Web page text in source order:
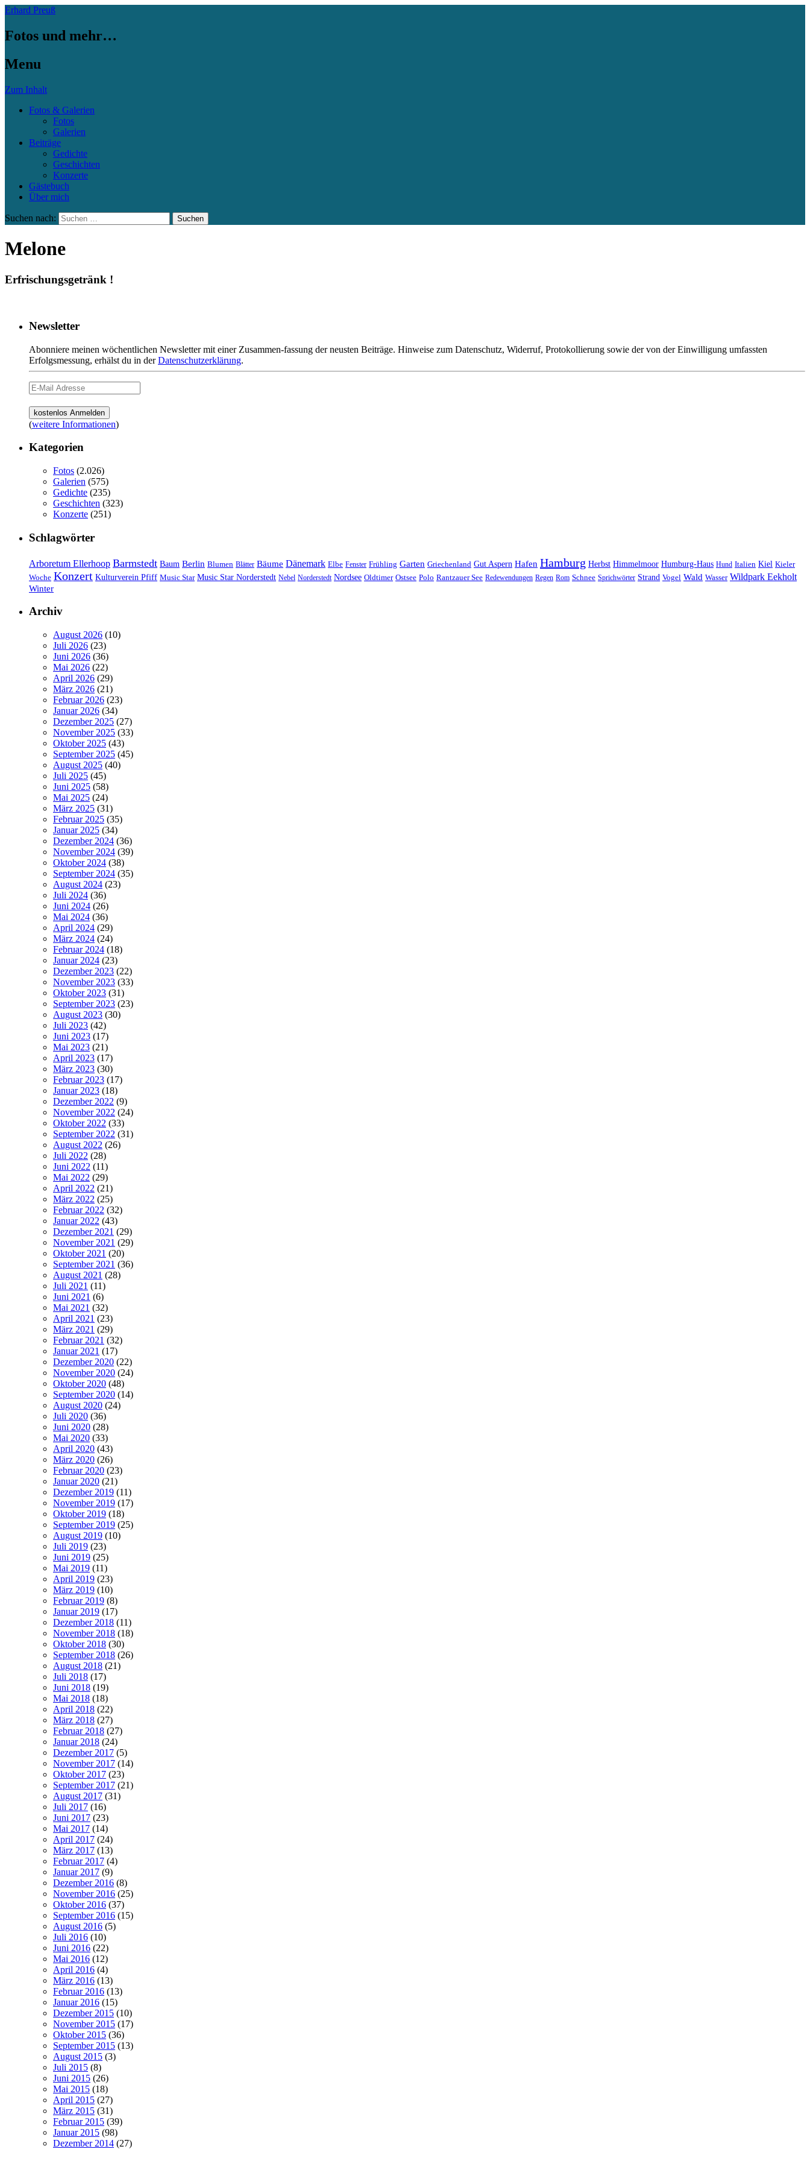
Erhard Preuß
Fotos und mehr…
Menu
Zum Inhalt
Fotos & Galerien
Fotos
Galerien
Beiträge
Gedichte
Geschichten
Konzerte
Gästebuch
Über mich
Suchen nach:
Melone
Erfrischungsgetränk !
Newsletter
Abonniere meinen wöchentlichen Newsletter mit einer Zusammen-fassung der neusten Beiträge. Hinweise zum Datenschutz, Widerruf, Protokollierung sowie der von der Einwilligung umfassten
Erfolgsmessung, erhälst du in derDatenschutzerklärung.
(weitere Informationen)
Kategorien
Fotos (2.026)
Galerien (575)
Gedichte (235)
Geschichten (323)
Konzerte (251)
Schlagwörter
Arboretum Ellerhoop Barmstedt Baum Berlin Blumen Blätter Bäume Dänemark Elbe Fenster Frühling Garten Griechenland Gut Aspern Hafen Hamburg Herbst Himmelmoor Humburg-Haus Hund Italien Kiel Kieler
Woche Konzert Kulturverein Pfiff Music Star Music Star Norderstedt Nebel Norderstedt Nordsee Oldtimer Ostsee Polo Rantzauer See Redewendungen Regen Rom Schnee Sprichwörter Strand Vogel Wald Wasser Wildpark Eekholt
Winter
Archiv
August 2026 (10)
Juli 2026 (23)
Juni 2026 (36)
Mai 2026 (22)
April 2026 (29)
März 2026 (21)
Februar 2026 (23)
Januar 2026 (34)
Dezember 2025 (27)
November 2025 (33)
Oktober 2025 (43)
September 2025 (45)
August 2025 (40)
Juli 2025 (45)
Juni 2025 (58)
Mai 2025 (24)
März 2025 (31)
Februar 2025 (35)
Januar 2025 (34)
Dezember 2024 (36)
November 2024 (39)
Oktober 2024 (38)
September 2024 (35)
August 2024 (23)
Juli 2024 (36)
Juni 2024 (26)
Mai 2024 (36)
April 2024 (29)
März 2024 (24)
Februar 2024 (18)
Januar 2024 (23)
Dezember 2023 (22)
November 2023 (33)
Oktober 2023 (31)
September 2023 (23)
August 2023 (30)
Juli 2023 (42)
Juni 2023 (17)
Mai 2023 (21)
April 2023 (17)
März 2023 (30)
Februar 2023 (17)
Januar 2023 (18)
Dezember 2022 (9)
November 2022 (24)
Oktober 2022 (33)
September 2022 (31)
August 2022 (26)
Juli 2022 (28)
Juni 2022 (11)
Mai 2022 (29)
April 2022 (21)
März 2022 (25)
Februar 2022 (32)
Januar 2022 (43)
Dezember 2021 (29)
November 2021 (29)
Oktober 2021 (20)
September 2021 (36)
August 2021 (28)
Juli 2021 (11)
Juni 2021 (6)
Mai 2021 (32)
April 2021 (23)
März 2021 (29)
Februar 2021 (32)
Januar 2021 (17)
Dezember 2020 (22)
November 2020 (24)
Oktober 2020 (48)
September 2020 (14)
August 2020 (24)
Juli 2020 (36)
Juni 2020 (28)
Mai 2020 (33)
April 2020 (43)
März 2020 (26)
Februar 2020 (23)
Januar 2020 (21)
Dezember 2019 (11)
November 2019 (17)
Oktober 2019 (18)
September 2019 (25)
August 2019 (10)
Juli 2019 (23)
Juni 2019 (25)
Mai 2019 (11)
April 2019 (23)
März 2019 (10)
Februar 2019 (8)
Januar 2019 (17)
Dezember 2018 (11)
November 2018 (18)
Oktober 2018 (30)
September 2018 (26)
August 2018 (21)
Juli 2018 (17)
Juni 2018 (19)
Mai 2018 (18)
April 2018 (22)
März 2018 (27)
Februar 2018 (27)
Januar 2018 (24)
Dezember 2017 (5)
November 2017 (14)
Oktober 2017 (23)
September 2017 (21)
August 2017 (31)
Juli 2017 (16)
Juni 2017 (23)
Mai 2017 (14)
April 2017 (24)
März 2017 (13)
Februar 2017 (4)
Januar 2017 (9)
Dezember 2016 (8)
November 2016 (25)
Oktober 2016 (37)
September 2016 (15)
August 2016 (5)
Juli 2016 (10)
Juni 2016 (22)
Mai 2016 (12)
April 2016 (4)
März 2016 (13)
Februar 2016 (13)
Januar 2016 (15)
Dezember 2015 (10)
November 2015 (17)
Oktober 2015 (36)
September 2015 (13)
August 2015 (3)
Juli 2015 (8)
Juni 2015 (26)
Mai 2015 (18)
April 2015 (27)
März 2015 (31)
Februar 2015 (39)
Januar 2015 (98)
Dezember 2014 (27)